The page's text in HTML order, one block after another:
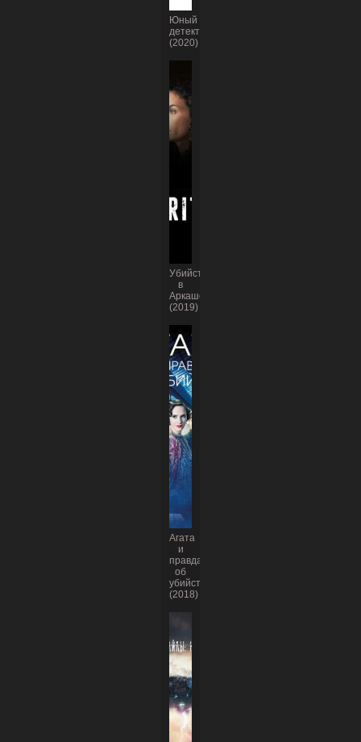
Юный
детектив
(2020)
Убийство
в
Аркашоне
(2019)
Агата
и
правда
об
убийстве
(2018)